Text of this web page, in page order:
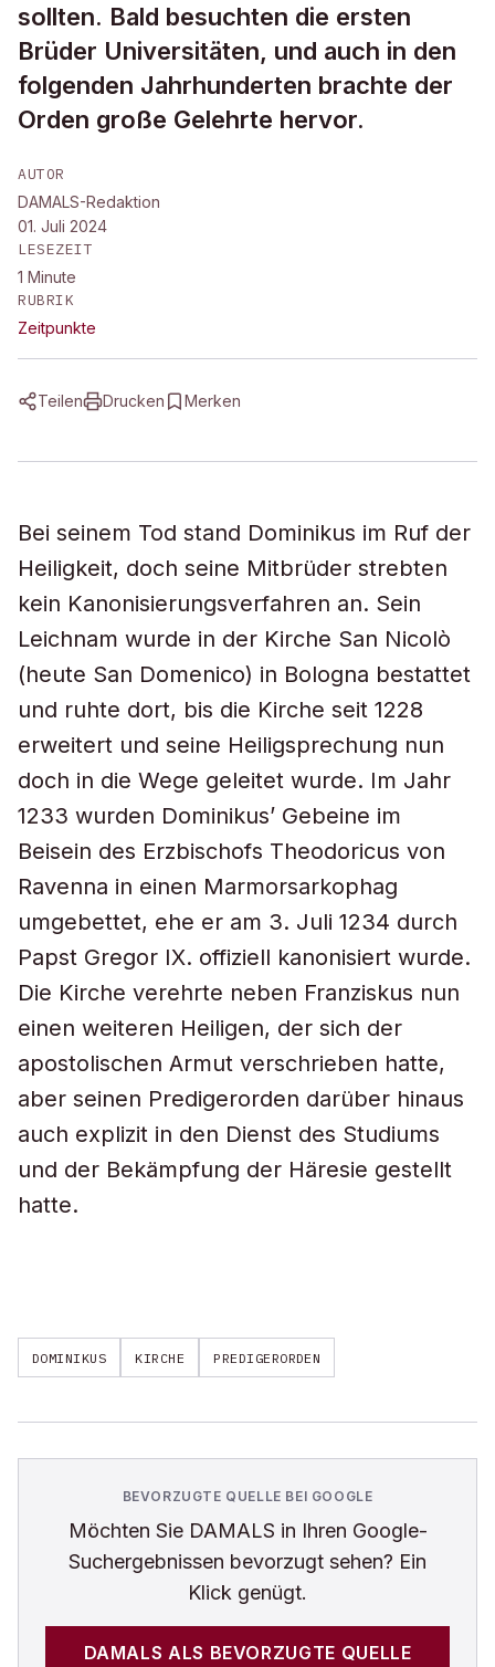
sollten. Bald besuchten die ersten
Brüder Universitäten, und auch in den
folgenden Jahrhunderten brachte der
Orden große Gelehrte hervor.
AUTOR
DAMALS-Redaktion
01. Juli 2024
LESEZEIT
1 Minute
RUBRIK
Zeitpunkte
Teilen Drucken Merken
Bei seinem Tod stand Dominikus im Ruf der
Heiligkeit, doch seine Mitbrüder strebten
kein Kanonisierungsverfahren an. Sein
Leichnam wurde in der Kirche San Nicolò
(heute San Domenico) in Bologna bestattet
und ruhte dort, bis die Kirche seit 1228
erweitert und seine Heiligsprechung nun
doch in die Wege geleitet wurde. Im Jahr
1233 wurden Dominikus’ Gebeine im
Beisein des Erzbischofs Theodoricus von
Ravenna in einen Marmorsarkophag
umgebettet, ehe er am 3. Juli 1234 durch
Papst Gregor IX. offiziell kanonisiert wurde.
Die Kirche verehrte neben Franziskus nun
einen weiteren Heiligen, der sich der
apostolischen Armut verschrieben hatte,
aber seinen Predigerorden darüber hinaus
auch explizit in den Dienst des Studiums
und der Bekämpfung der Häresie gestellt
hatte.
DOMINIKUS KIRCHE PREDIGERORDEN
BEVORZUGTE QUELLE BEI GOOGLE
Möchten Sie DAMALS in Ihren Google-
Suchergebnissen bevorzugt sehen? Ein
Klick genügt.
DAMALS ALS BEVORZUGTE QUELLE